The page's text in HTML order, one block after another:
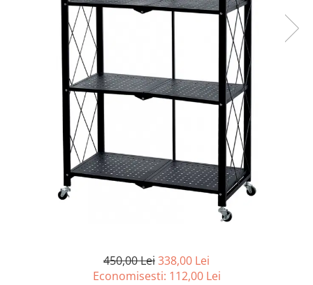
Cutii postale
Electronice si electrocasnice
Incalzire si racire
Usi si porti
Accesorii gips carton
Accesorii gresie si faianta
Accesorii pentru faianta, gresie si
Accesorii polizare si slefuire
450,00 Lei338,00 Lei
Economisesti: 112,00 Lei